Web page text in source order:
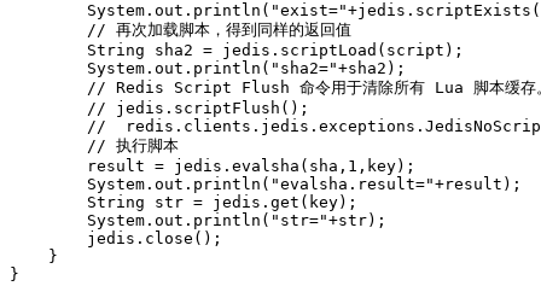
        // 再次加载脚本，得到同样的返回值
        String sha2 = jedis.scriptLoad(script);
        System.out.println("sha2="+sha2);
// Redis Script Flush 命令用于清除所有 Lua 脚本缓存
        // jedis.scriptFlush();
//
        // 执行脚本
        result = jedis.evalsha(sha,1,key);
        System.out.println("evalsha.result="+result);
        String str = jedis.get(key);
        System.out.println("str="+str);
        jedis.close();
    }
}